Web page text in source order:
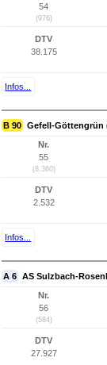
54
(976)
DTV
38.175
Infos...
B 90 Gefell-Göttengrün
Nr.
55
(8.360)
DTV
2.532
Infos...
A 6 AS Sulzbach-
Nr.
56
(584)
DTV
27.927